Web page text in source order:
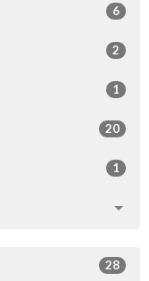
6
2
1
20
1
28